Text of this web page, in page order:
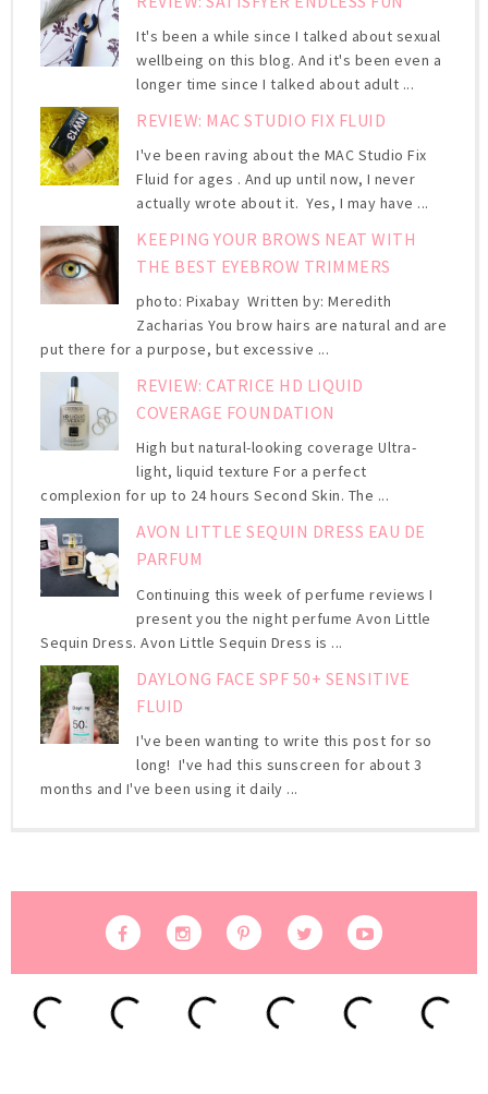
It's been a while since I talked about sexual
wellbeing on this blog. And it's been even a
longer time since I talked about adult ...
REVIEW: MAC STUDIO FIX FLUID
I've been raving about the MAC Studio Fix
Fluid for ages . And up until now, I never
actually wrote about it. Yes, I may have ...
KEEPING YOUR BROWS NEAT WITH
THE BEST EYEBROW TRIMMERS
photo: Pixabay Written by: Meredith
Zacharias You brow hairs are natural and are
put there for a purpose, but excessive ...
REVIEW: CATRICE HD LIQUID
COVERAGE FOUNDATION
High but natural-looking coverage Ultra-
light, liquid texture For a perfect
complexion for up to 24 hours Second Skin. The ...
AVON LITTLE SEQUIN DRESS EAU DE
PARFUM
Continuing this week of perfume reviews I
present you the night perfume Avon Little
Sequin Dress. Avon Little Sequin Dress is ...
DAYLONG FACE SPF 50+ SENSITIVE
FLUID
I've been wanting to write this post for so
long! I've had this sunscreen for about 3
months and I've been using it daily ...